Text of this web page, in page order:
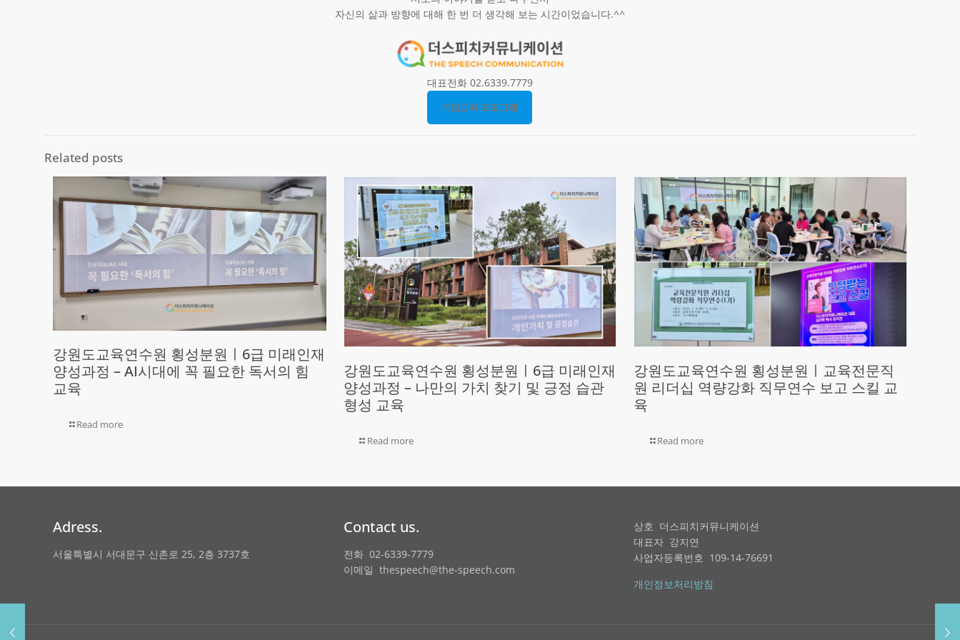
자신의 삶과 방향에 대해 한 번 더 생각해 보는 시간이었습니다.^^
대표전화 02.6339.7779
기업교육 프로그램
Related posts
강원도교육연수원 횡성분원ㅣ6급 미래인재
양성과정 – AI시대에 꼭 필요한 독서의 힘
교육
Read more
강원도교육연수원 횡성분원ㅣ6급 미래인재
양성과정 – 나만의 가치 찾기 및 긍정 습관
형성 교육
Read more
강원도교육연수원 횡성분원ㅣ교육전문직
원 리더십 역량강화 직무연수 보고 스킬 교
육
Read more
Adress.
서울특별시 서대문구 신촌로 25, 2층 3737호
Contact us.
전화 02-6339-7779
이메일 thespeech@the-speech.com
상호 더스피치커뮤니케이션
대표자 강지연
사업자등록번호 109-14-76691
개인정보처리방침